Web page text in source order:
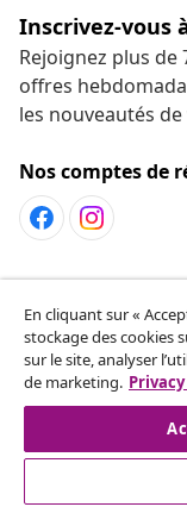
Inscrivez-vous
Rejoignez plus de
offres
les nouveautés de
Nos comptes de
Service Clients
vidaXL
© 2008-2026
En cliquant sur «
stockage des cookies
sur le site, analyser
de marketing.